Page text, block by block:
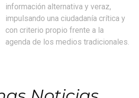
información alternativa y veraz,
impulsando una ciudadanía crítica y
con criterio propio frente a la
agenda de los medios tradicionales.